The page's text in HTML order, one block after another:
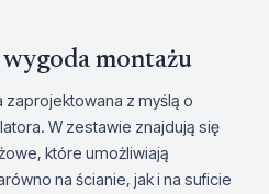
montażu
zaprojektowana z myślą o
W zestawie znajdują się
które umożliwiają
na ścianie, jak i na suficie